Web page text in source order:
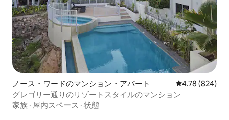
ノース・ワードのマンション・アパート レビュー824
4.78 (824)
グレゴリー通りのリゾートスタイルのマンション
家族 · 屋内スペース · 状態